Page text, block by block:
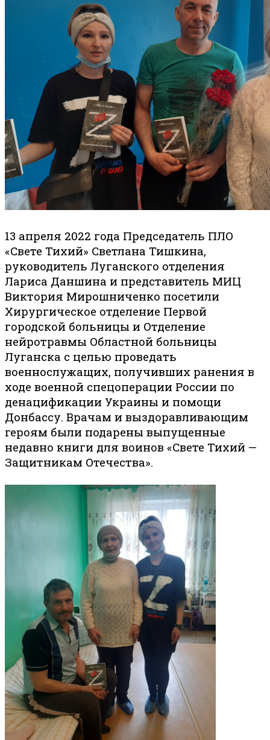
13 апреля 2022 года Председатель ПЛО
«Свете Тихий» Светлана Тишкина,
руководитель Луганского отделения
Лариса Даншина и представитель МИЦ
Виктория Мирошниченко посетили
Хирургическое отделение Первой
городской больницы и Отделение
нейротравмы Областной больницы
Луганска с целью проведать
военнослужащих, получивших ранения в
ходе военной спецоперации России по
денацификации Украины и помощи
Донбассу. Врачам и выздоравливающим
героям были подарены выпущенные
недавно книги для воинов «Свете Тихий —
Защитникам Отечества».